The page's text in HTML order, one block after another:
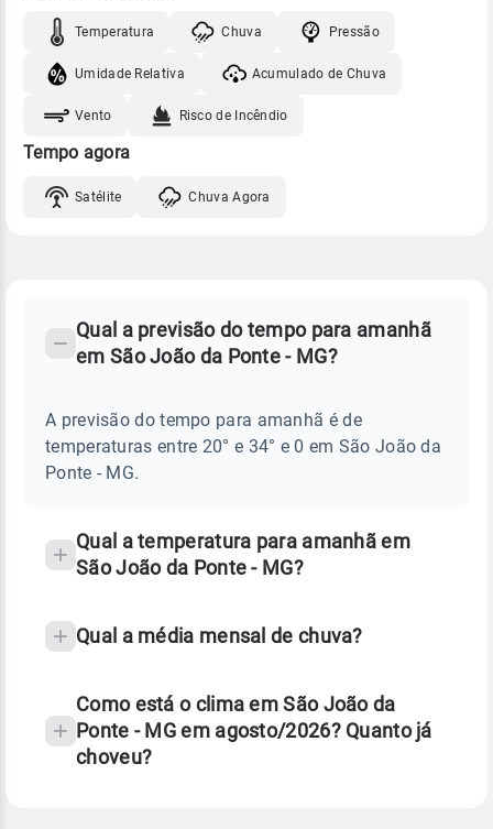
Temperatura Chuva Pressão
Umidade Relativa Acumulado de Chuva
Vento Risco de Incêndio
Tempo agora
Satélite Chuva Agora
PONTE
Perguntas
sobre
chuva
Qual a previsão do tempo para amanhã
em São João da Ponte - MG?
A previsão do tempo para amanhã é de
temperaturas entre 20° e 34° e 0 em São João da
Ponte - MG.
Qual a temperatura para amanhã em
São João da Ponte - MG?
Qual a média mensal de chuva?
Fonte: 30 anos de dados de reanálise ERA5.
Como está o clima em São João da
Ponte - MG em agosto/2026? Quanto já
choveu?